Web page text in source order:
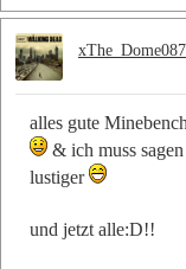
alles gute Minebench
& ich muss
lustiger
und jetzt alle:D!!
xThe_Dome087